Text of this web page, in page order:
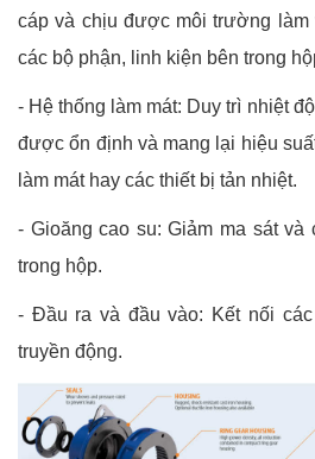
cáp và chịu được môi trường làm
các bộ phận, linh kiện bên trong
- Hệ thống làm mát: Duy trì nhiệt
được ổn định và mang lại hiệu
làm mát hay các thiết bị tản nhiệt.
- Gioăng cao su: Giảm ma sát
trong hộp.
- Đầu ra và đầu vào: Kết nối
truyền động.